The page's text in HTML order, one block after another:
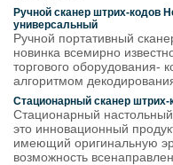
Ручной сканер штрих-кодов
универсальный
Ручной портативный
новинка всемирно
торгового
алгоритмом
Стационарный сканер штрих-
Стационарный
это инновационный
имеющий оригинальную
возможность